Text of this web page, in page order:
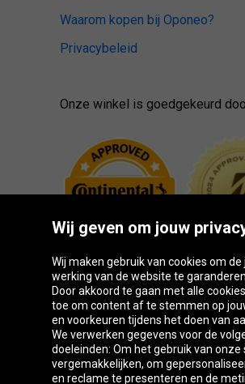
Waarom kopen bij Oponeo?
Privacybeleid
Onze winkel is goedgekeurd
Oponeo-groep
Wij geven om jouw
Wij maken gebruik van cookies om de
werking van de website te garanderen.
Door akkoord te gaan met alle
toe om content af te stemmen op
en voorkeuren tijdens het doen van
We verwerken gegevens voor de
doeleinden: Om het gebruik van onze
vergemakkelijken, om
en reclame te presenteren en de